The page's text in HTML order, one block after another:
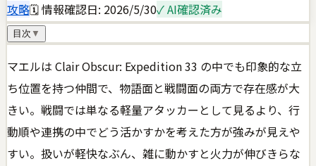
攻略🗓 情報確認日: 2026/5/30✓ AI確認済み
目次 ▼
マエルは Clair Obscur: Expedition 33 の中でも印象的な立
ち位置を持つ仲間で、物語面と戦闘面の両方で存在感が大
きい。戦闘では単なる軽量アタッカーとして見るより、行
動順や連携の中でどう活かすかを考えた方が強みが見えや
すい。扱いが軽快なぶん、雑に動かすと火力が伸びきらな